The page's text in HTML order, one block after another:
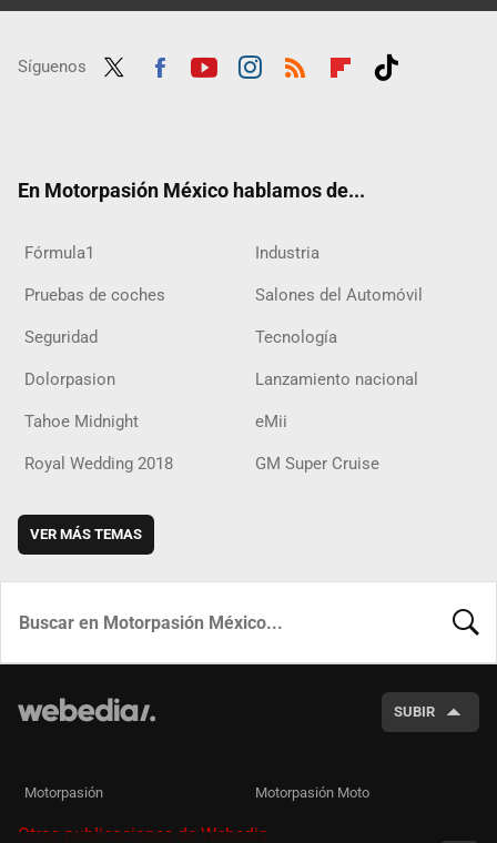
Síguenos
En Motorpasión México hablamos de...
Fórmula1 Industria
Pruebas de coches Salones del Automóvil
Seguridad Tecnología
Dolorpasion Lanzamiento nacional
Tahoe Midnight eMii
Royal Wedding 2018 GM Super Cruise
VER MÁS TEMAS
SUBIR
Motorpasión Motorpasión Moto
Otras publicaciones de Webedia